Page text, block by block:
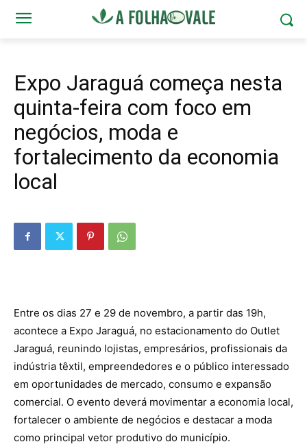
Expo Jaraguá começa nesta
quinta-feira com foco em
negócios, moda e
fortalecimento da economia
local
Entre os dias 27 e 29 de novembro, a partir das 19h,
acontece a Expo Jaraguá, no estacionamento do Outlet
Jaraguá, reunindo lojistas, empresários, profissionais da
indústria têxtil, empreendedores e o público interessado
em oportunidades de mercado, consumo e expansão
comercial. O evento deverá movimentar a economia local,
fortalecer o ambiente de negócios e destacar a moda
como principal vetor produtivo do município.